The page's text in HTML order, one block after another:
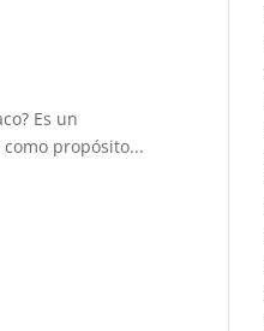
Es un
propósito...